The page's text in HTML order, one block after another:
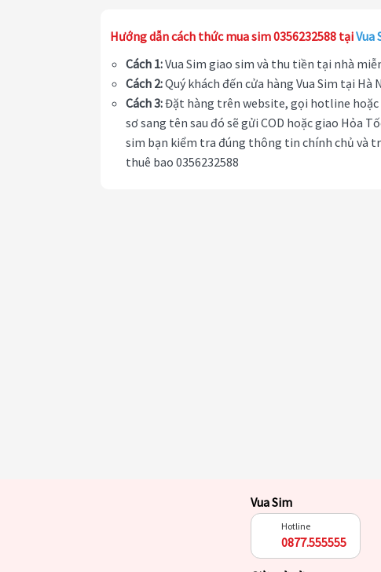
Hướng dẫn cách thức mua sim 0356232588 tạiVua
Cách 1:Vua Sim giao sim và thu tiền tại nhà
Cách 2:Quý khách đến cửa hàng Vua Sim tại
Cách 3:Đặt hàng trên website, gọi hotline hoặc
sơ sang tên sau đó sẽ gửi COD hoặc giao Hỏa
sim bạn kiểm tra đúng thông tin chính chủ và
thuê bao 0356232588
Vua Sim
Hotline
0877.555555